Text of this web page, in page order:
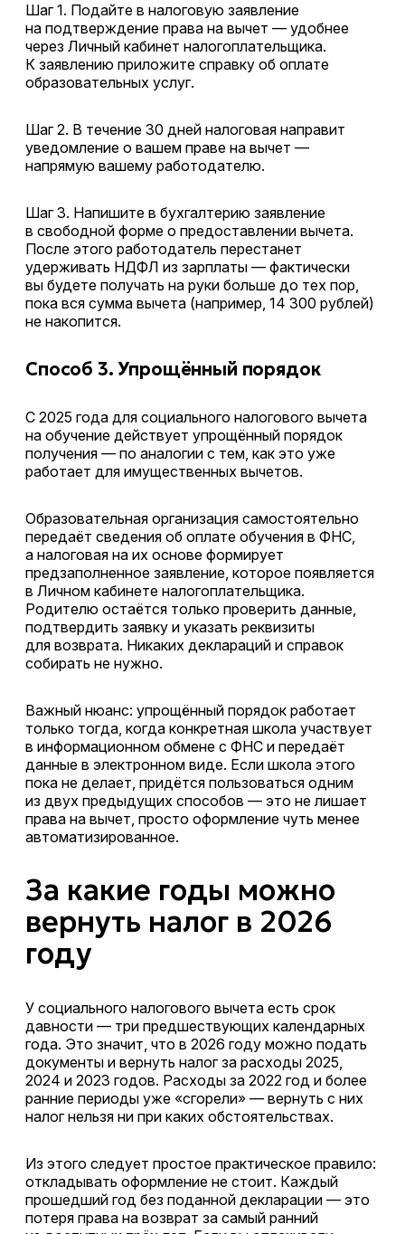
Шаг 1. Подайте в налоговую заявление
на подтверждение права на вычет — удобнее
через Личный кабинет налогоплательщика.
К заявлению приложите справку об оплате
образовательных услуг.
Шаг 2. В течение 30 дней налоговая направит
уведомление о вашем праве на вычет —
напрямую вашему работодателю.
Шаг 3. Напишите в бухгалтерию заявление
в свободной форме о предоставлении вычета.
После этого работодатель перестанет
удерживать НДФЛ из зарплаты — фактически
вы будете получать на руки больше до тех пор,
пока вся сумма вычета (например, 14 300 рублей)
не накопится.
Способ 3. Упрощённый порядок
С 2025 года для социального налогового вычета
на обучение действует упрощённый порядок
получения — по аналогии с тем, как это уже
работает для имущественных вычетов.
Образовательная организация самостоятельно
передаёт сведения об оплате обучения в ФНС,
а налоговая на их основе формирует
предзаполненное заявление, которое появляется
в Личном кабинете налогоплательщика.
Родителю остаётся только проверить данные,
подтвердить заявку и указать реквизиты
для возврата. Никаких деклараций и справок
собирать не нужно.
Важный нюанс: упрощённый порядок работает
только тогда, когда конкретная школа участвует
в информационном обмене с ФНС и передаёт
данные в электронном виде. Если школа этого
пока не делает, придётся пользоваться одним
из двух предыдущих способов — это не лишает
права на вычет, просто оформление чуть менее
автоматизированное.
За какие годы можно
вернуть налог в 2026
году
У социального налогового вычета есть срок
давности — три предшествующих календарных
года. Это значит, что в 2026 году можно подать
документы и вернуть налог за расходы 2025,
2024 и 2023 годов. Расходы за 2022 год и более
ранние периоды уже «сгорели» — вернуть с них
налог нельзя ни при каких обстоятельствах.
Из этого следует простое практическое правило:
откладывать оформление не стоит. Каждый
прошедший год без поданной декларации — это
потеря права на возврат за самый ранний